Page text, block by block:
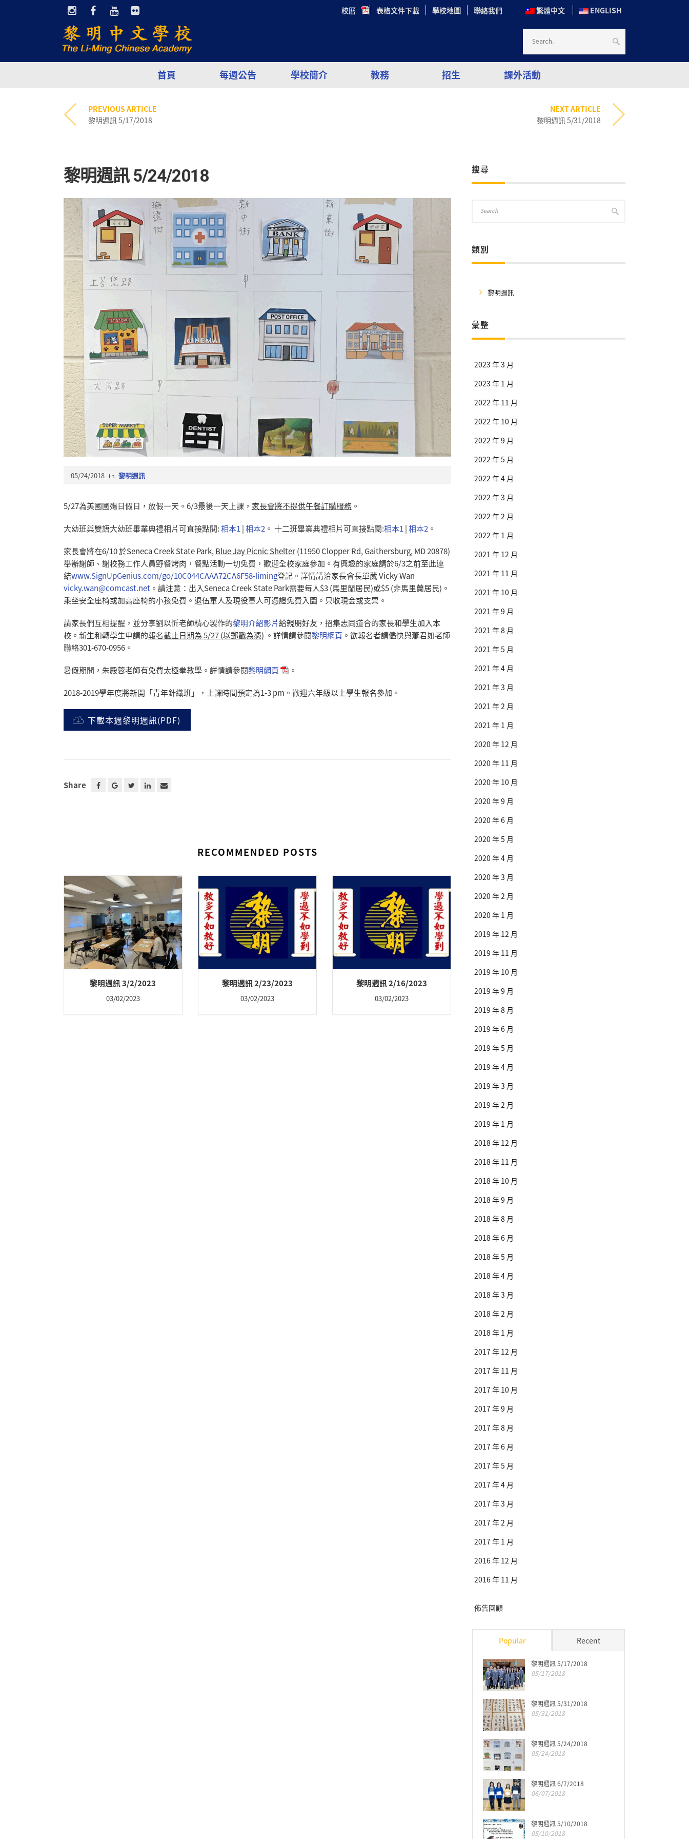
繁體中文 ENGLISH
校曆 表格文件下載 學校地圖 聯絡我們
首頁 每週公告 學校簡介 教務 招生 課外活動
PREVIOUS ARTICLE
黎明週訊 5/17/2018
NEXT ARTICLE
黎明週訊 5/31/2018
黎明週訊 5/24/2018
05/24/2018 in 黎明週訊
5/27為美國國殤日假日，放假一天。6/3最後一天上課， 家長會將不提供午餐訂購服務 。
大幼班與雙語大幼班畢業典禮相片可直接點閱:相本1|相本2 。 十二班畢業典禮相片可直接點閱:相本1|相本2 。
家長會將在6/10 於Seneca Creek State Park,Blue Jay Picnic Shelter(11950 Clopper Rd, Gaithersburg, MD 20878)
舉辦謝師、謝校務工作人員野餐烤肉，餐點活動一切免費，歡迎全校家庭參加。有興趣的家庭請於6/3之前至此連
結www.SignUpGenius.com/go/10C044CAAA72CA6F58-liming登記。詳情請洽家長會長單葳 Vicky Wan
vicky.wan@comcast.net 。請注意：出入Seneca Creek State Park需要每人$3 (馬里蘭居民)或$5 (非馬里蘭居民)。
乘坐安全座椅或加高座椅的小孩免費。退伍軍人及現役軍人可憑證免費入園。只收現金或支票。
請家長們互相提醒，並分享劉以忻老師精心製作的黎明介紹影片給親朋好友，招集志同道合的家長和學生加入本
校。新生和轉學生申請的報名截止日期為 5/27 (以郵戳為憑) 。詳情請參閱黎明網頁 。欲報名者請儘快與蕭君如老師
聯絡301-670-0956。
暑假期間，朱殿蓉老師有免費太極拳教學。詳情請參閱黎明網頁
。
2018-2019學年度將新開「青年針織班」，上課時間預定為1-3 pm。歡迎六年級以上學生報名參加。
下載本週黎明週訊(PDF)
Share
RECOMMENDED POSTS
黎明週訊 3/2/2023
03/02/2023
黎明週訊 2/23/2023
03/02/2023
黎明週訊 2/16/2023
03/02/2023
搜尋
類別
黎明週訊
彙整
2023 年 3 月
2023 年 1 月
2022 年 11 月
2022 年 10 月
2022 年 9 月
2022 年 5 月
2022 年 4 月
2022 年 3 月
2022 年 2 月
2022 年 1 月
2021 年 12 月
2021 年 11 月
2021 年 10 月
2021 年 9 月
2021 年 8 月
2021 年 5 月
2021 年 4 月
2021 年 3 月
2021 年 2 月
2021 年 1 月
2020 年 12 月
2020 年 11 月
2020 年 10 月
2020 年 9 月
2020 年 6 月
2020 年 5 月
2020 年 4 月
2020 年 3 月
2020 年 2 月
2020 年 1 月
2019 年 12 月
2019 年 11 月
2019 年 10 月
2019 年 9 月
2019 年 8 月
2019 年 6 月
2019 年 5 月
2019 年 4 月
2019 年 3 月
2019 年 2 月
2019 年 1 月
2018 年 12 月
2018 年 11 月
2018 年 10 月
2018 年 9 月
2018 年 8 月
2018 年 6 月
2018 年 5 月
2018 年 4 月
2018 年 3 月
2018 年 2 月
2018 年 1 月
2017 年 12 月
2017 年 11 月
2017 年 10 月
2017 年 9 月
2017 年 8 月
2017 年 6 月
2017 年 5 月
2017 年 4 月
2017 年 3 月
2017 年 2 月
2017 年 1 月
2016 年 12 月
2016 年 11 月
佈告回顧
Popular Recent
黎明週訊 5/17/2018
05/17/2018
黎明週訊 5/31/2018
05/31/2018
黎明週訊 5/24/2018
05/24/2018
黎明週訊 6/7/2018
06/07/2018
黎明週訊 5/10/2018
05/10/2018